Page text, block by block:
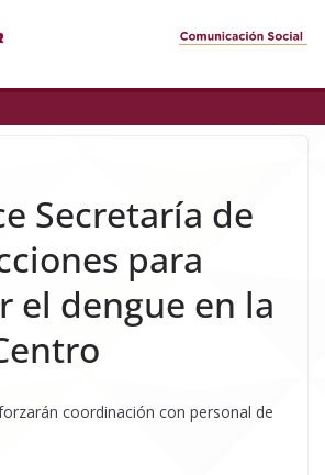
Secretaría de
para
el dengue en la
coordinación con personal de